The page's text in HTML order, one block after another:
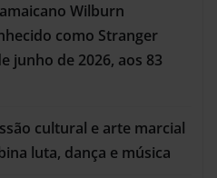
Wilburn
como Stranger
junho de 2026, aos 83
cultural e arte marcial
luta, dança e música